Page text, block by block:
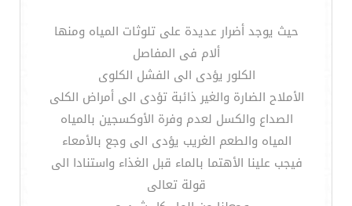
حيث يوجد أضرار عديدة على تلوثات المياه ومنها
ألام فى المفاصل
الكلور يؤدى الى الفشل الكلوى
الأملاح الضارة والغير ذائبة تؤدى الى أمراض الكلى
الصداع والكسل لعدم وفرة الأوكسجين بالمياه
المياه والطعم الغريب يؤدى الى وجع بالأمعاء
فيجب علينا الأهتما بالماء قبل الغذاء واستنادا الى
قولة تعالى